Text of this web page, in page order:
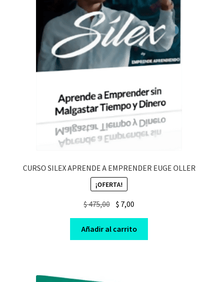
CURSO SILEX APRENDE A EMPRENDER EUGE OLLER
¡OFERTA!
$475,00 Original
price
was:
$ 475,00.
$ 7,00
price
is:
$ 7,00.
Añadir al carrito